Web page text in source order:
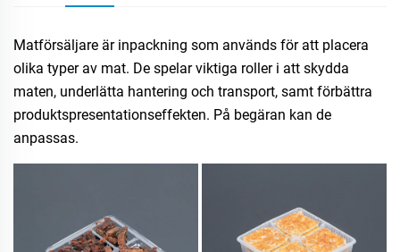
Matförsäljare är inpackning som används för att placera
olika typer av mat. De spelar viktiga roller i att skydda
maten, underlätta hantering och transport, samt förbättra
produktspresentationseffekten. På begäran kan de
anpassas.